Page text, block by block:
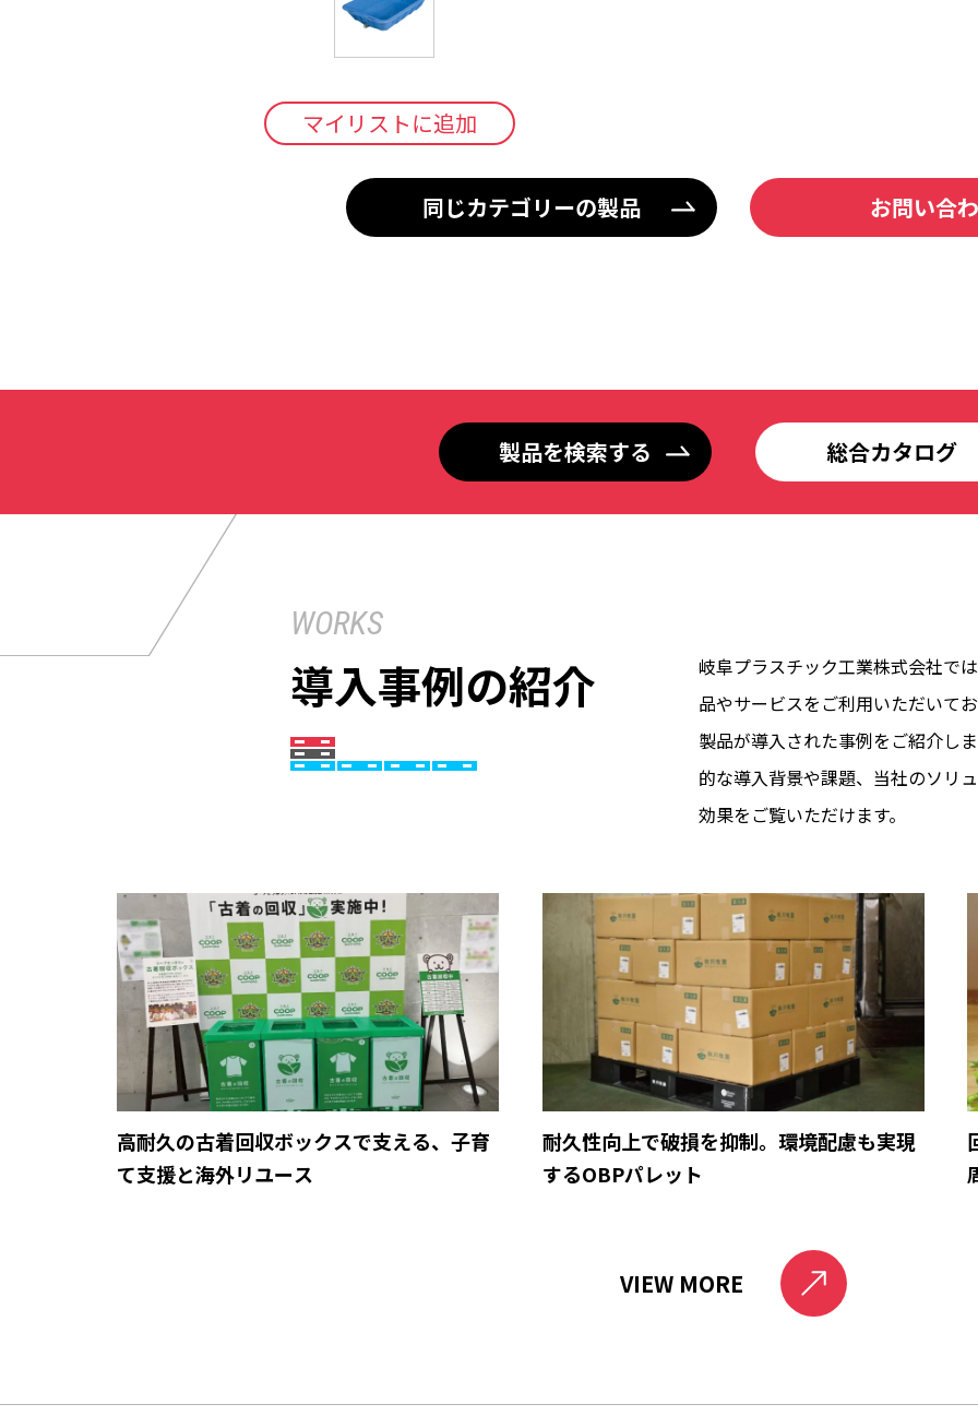
マイリストに追加
同じカテゴリーの製品 お問い合
製品を検索する 総合カタログ
WORKS
導入事例の紹介
岐阜プラスチック工業株式会社で
品やサービスをご利用いただいて
製品が導入された事例をご紹介し
的な導入背景や課題、当社のソリ
効果をご覧いただけます。
高耐久の古着回収ボックスで支える、子育
て支援と海外リユース
耐久性向上で破損を抑制。環境配慮も実現
するOBPパレット
VIEW MORE